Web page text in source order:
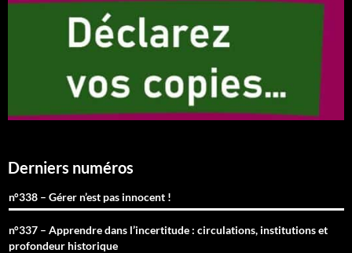
Derniers numéros
n°338 – Gérer n’est pas innocent !
n°337 – Apprendre dans l’incertitude : circulations, institutions et
profondeur historique